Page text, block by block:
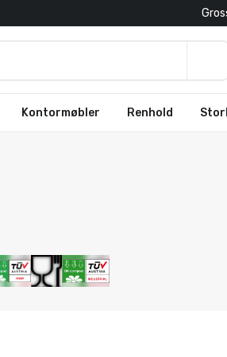
Kontormøbler Renhold